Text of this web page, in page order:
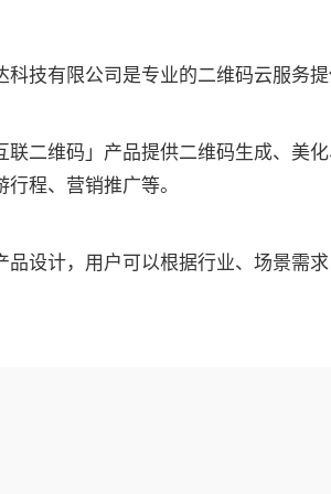
科技有限公司是专业的二维码云服务
联二维码」产品提供二维码生成、美
行程、营销推广等。
品设计，用户可以根据行业、场景需